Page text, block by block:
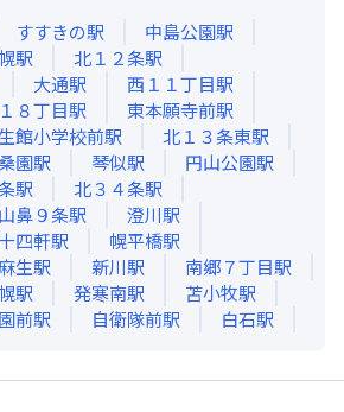
すすきの駅 中島公園駅
駅 北１２条駅
大通駅 西１１丁目駅
８丁目駅 東本願寺前駅
館小学校前駅 北１３条東駅
園駅 琴似駅 円山公園駅
駅 北３４条駅
山鼻９条駅 澄川駅
四軒駅 幌平橋駅
麻生駅 新川駅 南郷７丁目駅
駅 発寒南駅 苫小牧駅
前駅 自衛隊前駅 白石駅